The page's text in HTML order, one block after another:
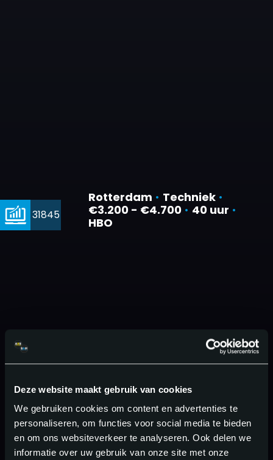
Deze website maakt gebruik van cookies
We gebruiken cookies om content en advertenties te
personaliseren, om functies voor social media te bieden
en om ons websiteverkeer te analyseren. Ook delen we
informatie over uw gebruik van onze site met onze
Rotterdam • Techniek •
€3.200 - €4.700 • 40 uur •
HBO
31845